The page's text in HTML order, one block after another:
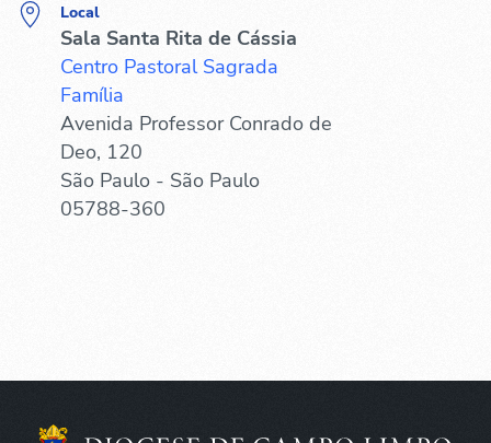
Local
Sala Santa Rita de Cássia
Centro Pastoral Sagrada
Família
Avenida Professor Conrado de
Deo, 120
São Paulo - São Paulo
05788-360